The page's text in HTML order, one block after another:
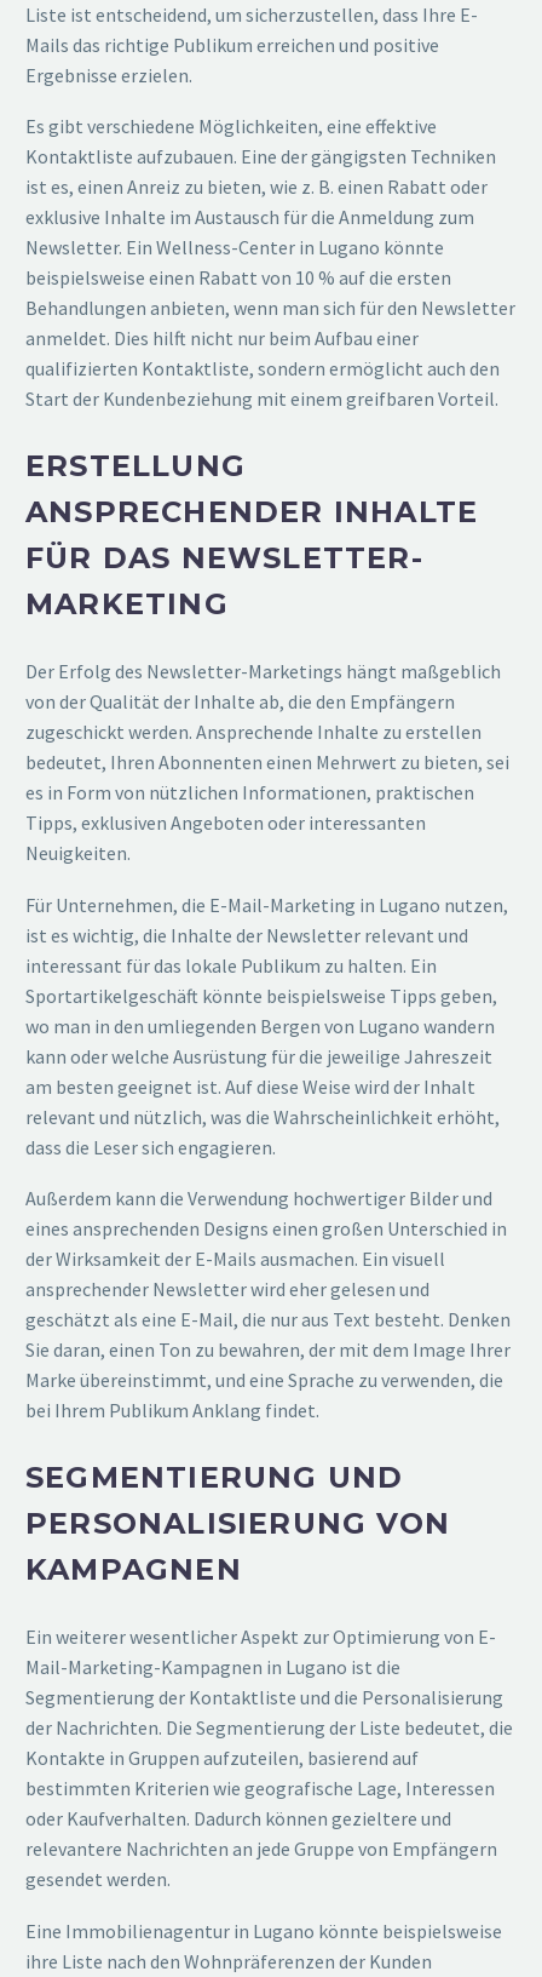
Liste ist entscheidend, um sicherzustellen, dass Ihre E-
Mails das richtige Publikum erreichen und positive
Ergebnisse erzielen.
Es gibt verschiedene Möglichkeiten, eine effektive
Kontaktliste aufzubauen. Eine der gängigsten Techniken
ist es, einen Anreiz zu bieten, wie z. B. einen Rabatt oder
exklusive Inhalte im Austausch für die Anmeldung zum
Newsletter. Ein Wellness-Center in Lugano könnte
beispielsweise einen Rabatt von 10 % auf die ersten
Behandlungen anbieten, wenn man sich für den Newsletter
anmeldet. Dies hilft nicht nur beim Aufbau einer
qualifizierten Kontaktliste, sondern ermöglicht auch den
Start der Kundenbeziehung mit einem greifbaren Vorteil.
ERSTELLUNG
ANSPRECHENDER INHALTE
FÜR DAS NEWSLETTER-
MARKETING
Der Erfolg des Newsletter-Marketings hängt maßgeblich
von der Qualität der Inhalte ab, die den Empfängern
zugeschickt werden. Ansprechende Inhalte zu erstellen
bedeutet, Ihren Abonnenten einen Mehrwert zu bieten, sei
es in Form von nützlichen Informationen, praktischen
Tipps, exklusiven Angeboten oder interessanten
Neuigkeiten.
Für Unternehmen, die E-Mail-Marketing in Lugano nutzen,
ist es wichtig, die Inhalte der Newsletter relevant und
interessant für das lokale Publikum zu halten. Ein
Sportartikelgeschäft könnte beispielsweise Tipps geben,
wo man in den umliegenden Bergen von Lugano wandern
kann oder welche Ausrüstung für die jeweilige Jahreszeit
am besten geeignet ist. Auf diese Weise wird der Inhalt
relevant und nützlich, was die Wahrscheinlichkeit erhöht,
dass die Leser sich engagieren.
Außerdem kann die Verwendung hochwertiger Bilder und
eines ansprechenden Designs einen großen Unterschied in
der Wirksamkeit der E-Mails ausmachen. Ein visuell
ansprechender Newsletter wird eher gelesen und
geschätzt als eine E-Mail, die nur aus Text besteht. Denken
Sie daran, einen Ton zu bewahren, der mit dem Image Ihrer
Marke übereinstimmt, und eine Sprache zu verwenden, die
bei Ihrem Publikum Anklang findet.
SEGMENTIERUNG UND
PERSONALISIERUNG VON
KAMPAGNEN
Ein weiterer wesentlicher Aspekt zur Optimierung von E-
Mail-Marketing-Kampagnen in Lugano ist die
Segmentierung der Kontaktliste und die Personalisierung
der Nachrichten. Die Segmentierung der Liste bedeutet, die
Kontakte in Gruppen aufzuteilen, basierend auf
bestimmten Kriterien wie geografische Lage, Interessen
oder Kaufverhalten. Dadurch können gezieltere und
relevantere Nachrichten an jede Gruppe von Empfängern
gesendet werden.
Eine Immobilienagentur in Lugano könnte beispielsweise
ihre Liste nach den Wohnpräferenzen der Kunden